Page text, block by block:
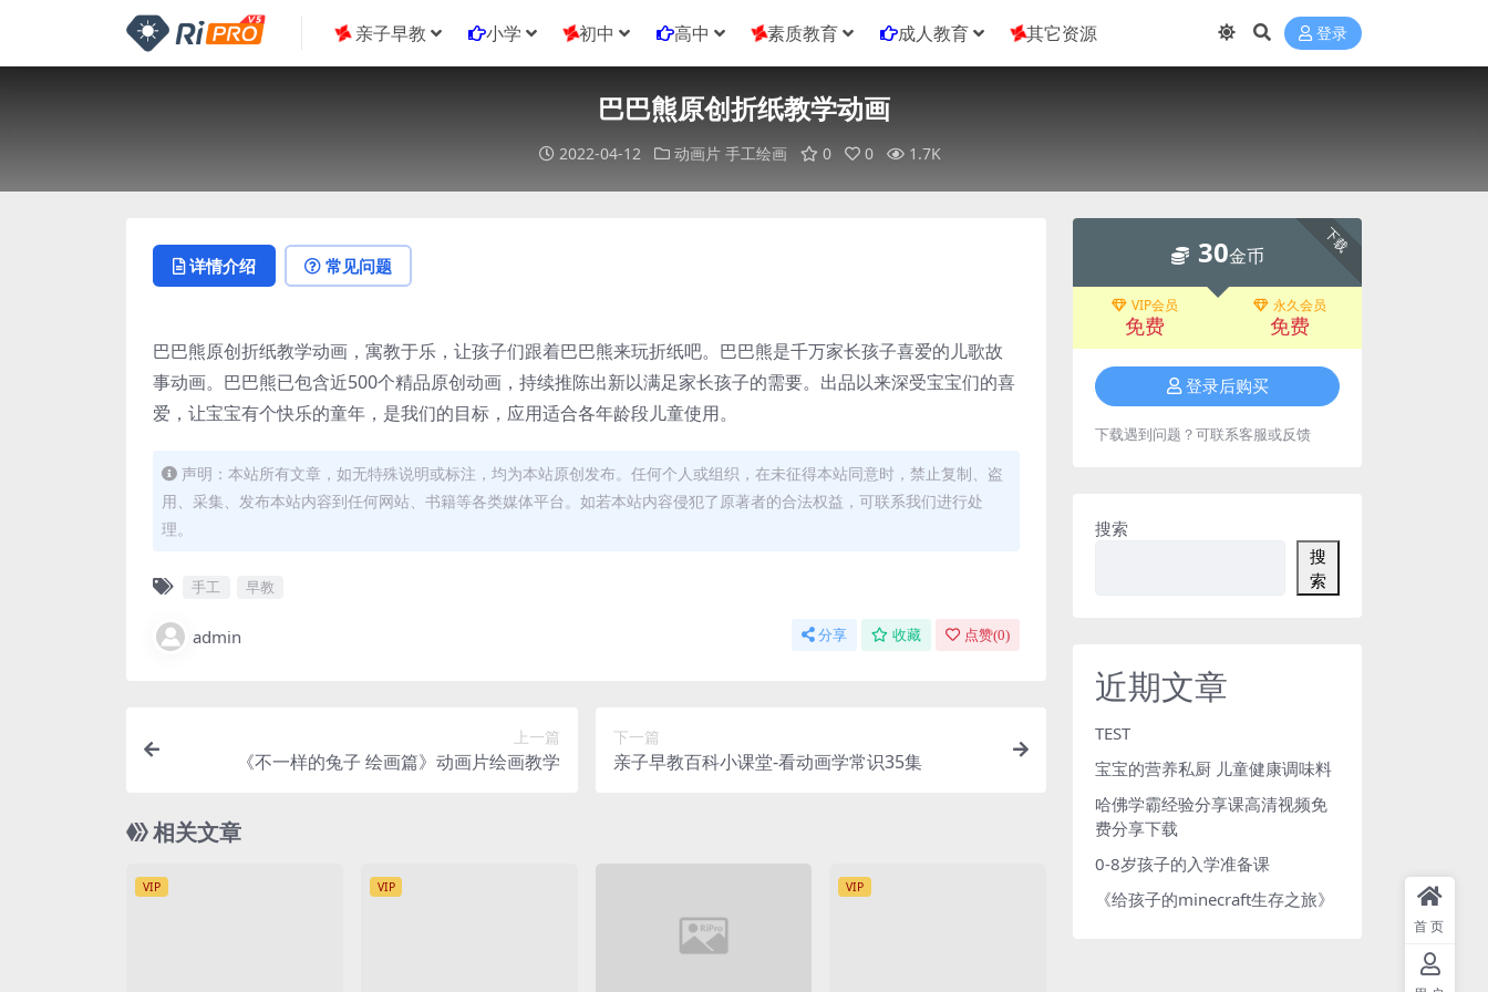
亲子早教 小学 初中 高中 素质教育 成人教育 其它资源 登录
巴巴熊原创折纸教学动画
2022-04-12 动画片 手工绘画 0 0 1.7K
详情介绍 常见问题
巴巴熊原创折纸教学动画，寓教于乐，让孩子们跟着巴巴熊来玩折纸吧。巴巴熊是千万家长孩子喜爱的儿歌故
事动画。巴巴熊已包含近500个精品原创动画，持续推陈出新以满足家长孩子的需要。出品以来深受宝宝们的喜
爱，让宝宝有个快乐的童年，是我们的目标，应用适合各年龄段儿童使用。
声明：本站所有文章，如无特殊说明或标注，均为本站原创发布。任何个人或组织，在未征得本站同意时，禁止复制、盗
用、采集、发布本站内容到任何网站、书籍等各类媒体平台。如若本站内容侵犯了原著者的合法权益，可联系我们进行处
理。
手工 早教
admin 分享 收藏 点赞(0)
上一篇
《不一样的兔子 绘画篇》动画片绘画教学
下一篇
亲子早教百科小课堂-看动画学常识35集
相关文章
VIP VIP VIP
下载
30金币
VIP会员
免费
永久会员
免费
登录后购买
下载遇到问题？可联系客服或反馈
搜索
搜
索
近期文章
TEST
宝宝的营养私厨 儿童健康调味料
哈佛学霸经验分享课高清视频免
费分享下载
0-8岁孩子的入学准备课
《给孩子的minecraft生存之旅》
首页